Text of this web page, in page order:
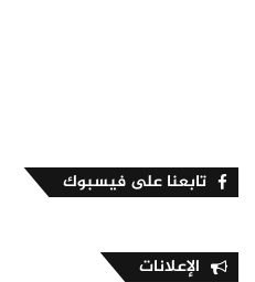
تابعنا على فيسبوك
الإعلانات